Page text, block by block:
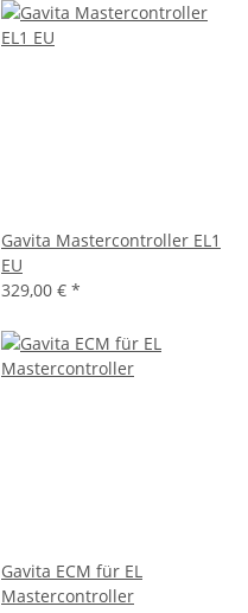
Gavita Mastercontroller EL1
EU
329,00 € *
Gavita ECM für EL
Mastercontroller